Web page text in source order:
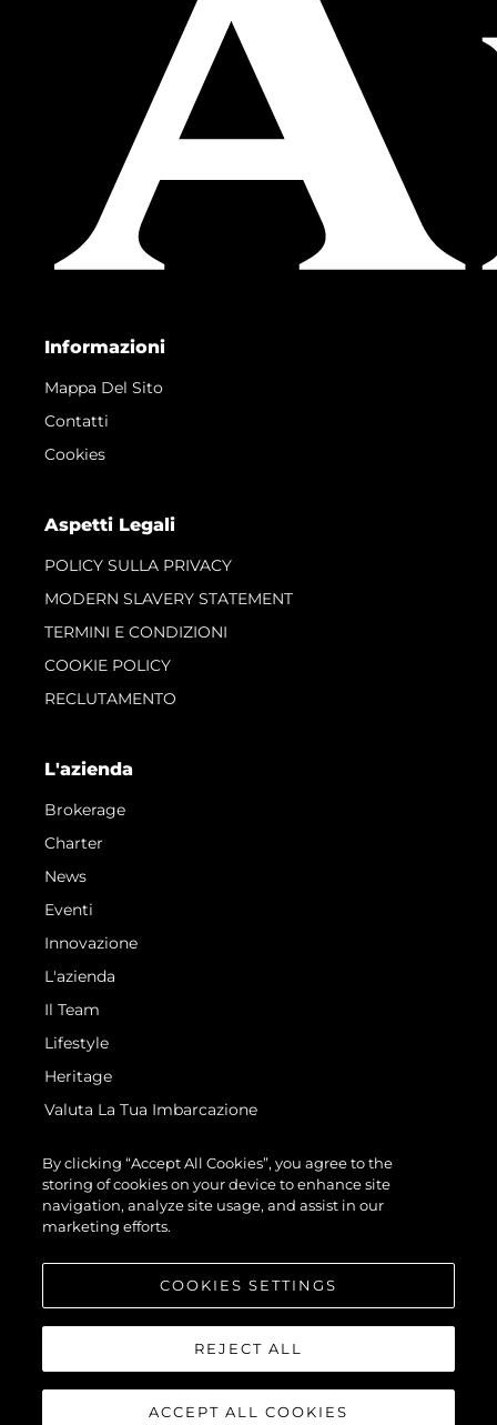
Informazioni
Mappa Del Sito
Contatti
Cookies
Aspetti Legali
POLICY SULLA PRIVACY
MODERN SLAVERY STATEMENT
TERMINI E CONDIZIONI
COOKIE POLICY
RECLUTAMENTO
L'azienda
Brokerage
Charter
News
Eventi
Innovazione
L'azienda
Il Team
Lifestyle
Heritage
Valuta La Tua Imbarcazione
© 2026 Sunseeker London Group.Tutti i diritti riservati.
By clicking “Accept All Cookies”, you agree to the
storing of cookies on your device to enhance site
navigation, analyze site usage, and assist in our
marketing efforts.
COOKIES SETTINGS
REJECT ALL
ACCEPT ALL COOKIES